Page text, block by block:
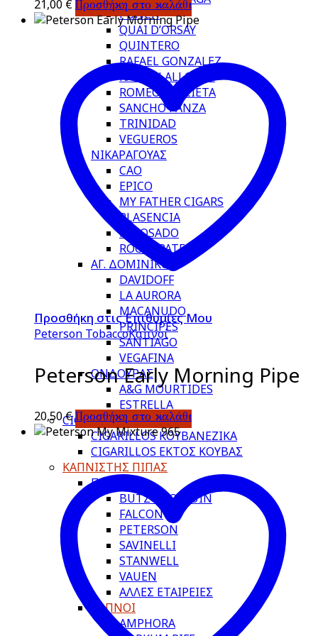
PUNCH
QUAI D’ORSAY
QUINTERO
RAFAEL GONZALEZ
RAMON ALLONES
ROMEO Y JULIETA
SANCHO PANZA
TRINIDAD
VEGUEROS
ΝΙΚΑΡΑΓΟΥΑΣ
CAO
EPICO
MY FATHER CIGARS
PLASENCIA
REPOSADO
ROCKY PATEL
ΑΓ. ΔΟΜΙΝΙΚΟΥ
DAVIDOFF
LA AURORA
MACANUDO
PRINCIPES
SANTIAGO
VEGAFINA
ΟΝΔΟΥΡΑΣ
A&G MOURTIDES
ESTRELLA
CIGARILLOS
CIGARILLOS ΚΟΥΒΑΝΕΖΙΚΑ
CIGARILLOS ΕΚΤΟΣ ΚΟΥΒΑΣ
ΚΑΠΝΙΣΤΗΣ ΠΙΠΑΣ
ΠΙΠΕΣ
BUTZ CHOIQUIN
FALCON
PETERSON
SAVINELLI
STANWELL
VAUEN
ΑΛΛΕΣ ΕΤΑΙΡΕΙΕΣ
ΚΑΠΝΟΙ
AMPHORA
21,00 € Προσθήκη στο καλάθι
Προσθήκη στις Επιθυμίες Μου
Peterson TobaccoΚαπνοί
Peterson Early Morning Pipe
20,50€ Προσθήκη στο καλάθι